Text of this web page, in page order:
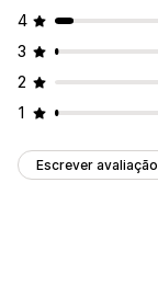
4
3
2
1
Escrever avaliação